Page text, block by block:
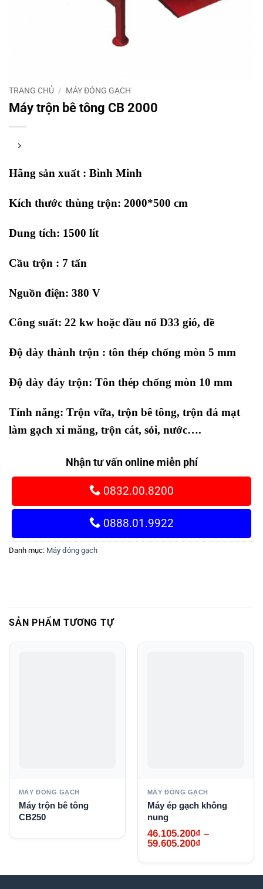
TRANG CHỦ / MÁY ĐÓNG GẠCH
Máy trộn bê tông CB 2000
Hãng sản xuất : Bình Minh
Kích thước thùng trộn: 2000*500 cm
Dung tích: 1500 lít
Cầu trộn : 7 tấn
Nguồn điện: 380 V
Công suất: 22 kw hoặc đầu nổ D33 gió, đề
Độ dày thành trộn : tôn thép chống mòn 5 mm
Độ dày đáy trộn: Tôn thép chống mòn 10 mm
Tính năng: Trộn vữa, trộn bê tông, trộn đá mạt
làm gạch xi măng, trộn cát, sỏi, nước….
Nhận tư vấn online miễn phí
0832.00.8200
0888.01.9922
Danh mục: Máy đóng gạch
SẢN PHẨM TƯƠNG TỰ
MÁY ĐÓNG GẠCH
Máy trộn bê tông
CB250
MÁY ĐÓNG GẠCH
Máy ép gạch không
nung
46.105.200₫ –
59.605.200₫Khoảng
từ
46.105.200₫